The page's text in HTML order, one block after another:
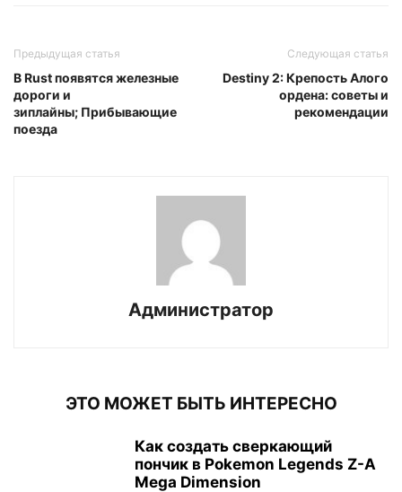
Предыдущая статья
В Rust появятся железные
дороги и
зиплайны; Прибывающие
поезда
Следующая статья
Destiny 2: Крепость Алого
ордена: советы и
рекомендации
Администратор
ЭТО МОЖЕТ БЫТЬ ИНТЕРЕСНО
Как создать сверкающий
пончик в Pokemon Legends Z-A
Mega Dimension